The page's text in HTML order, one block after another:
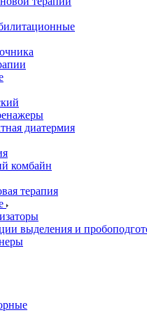
диатермия
комбайн
терапия
выделения и